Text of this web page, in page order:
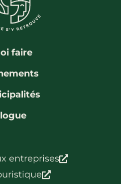
faire
entreprises